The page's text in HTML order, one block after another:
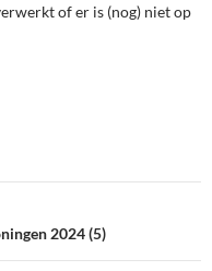
of er is (nog) niet op
2024 (5)